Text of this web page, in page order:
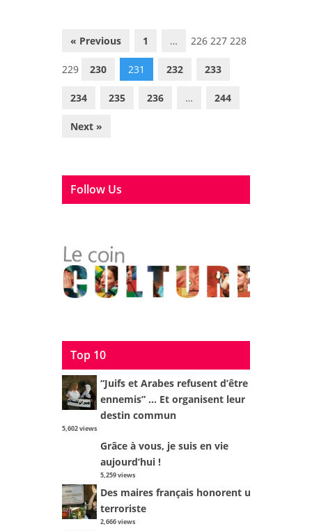
« Previous 1 … 226 227 228
229 230 231 232 233
234 235 236 … 244
Next »
Follow Us
Top 10
“Juifs et Arabes refusent d’être
ennemis” … Et organisent leur
destin commun
5,602 views
Grâce à vous, je suis en vie
aujourd’hui !
5,259 views
Des maires français honorent un
terroriste
2,666 views